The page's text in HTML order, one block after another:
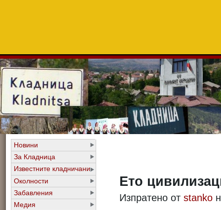
Новини
За Кладница
Известните кладничани
Околности
Забавления
Медия
Ето
Изпратено от stanko